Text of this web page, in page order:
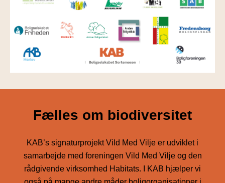
Fælles om biodiversitet
KAB’s signaturprojekt Vild Med Vilje er udviklet i
samarbejde med foreningen Vild Med Vilje og den
rådgivende virksomhed Habitats. I KAB hjælper vi